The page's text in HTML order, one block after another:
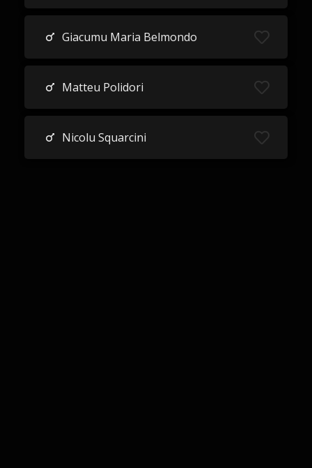
Giacumu Maria Belmondo
Matteu Polidori
Nicolu Squarcini